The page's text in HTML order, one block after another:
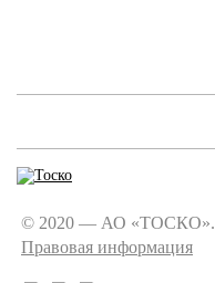
© 2020 — АО «ТОСКО».
Правовая информация